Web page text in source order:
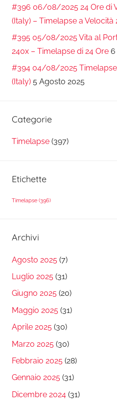
#396 06/08/2025 24 Ore di
(Italy) – Timelapse a Velocità
#395 05/08/2025 Vita al
240x – Timelapse di 24 Ore 6
#394 04/08/2025
(Italy) 5 Agosto 2025
Categorie
Timelapse (397)
Etichette
Timelapse (396)
Archivi
Agosto 2025 (7)
Luglio 2025 (31)
Giugno 2025 (20)
Maggio 2025 (31)
Aprile 2025 (30)
Marzo 2025 (30)
Febbraio 2025 (28)
Gennaio 2025 (31)
Dicembre 2024 (31)